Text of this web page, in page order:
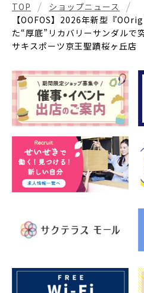
TOP
ショップニュース
【OOFOS】2026年新型『
た“厚底”リカバリーサンダルで
サキスポーツ京王聖蹟桜ヶ丘店